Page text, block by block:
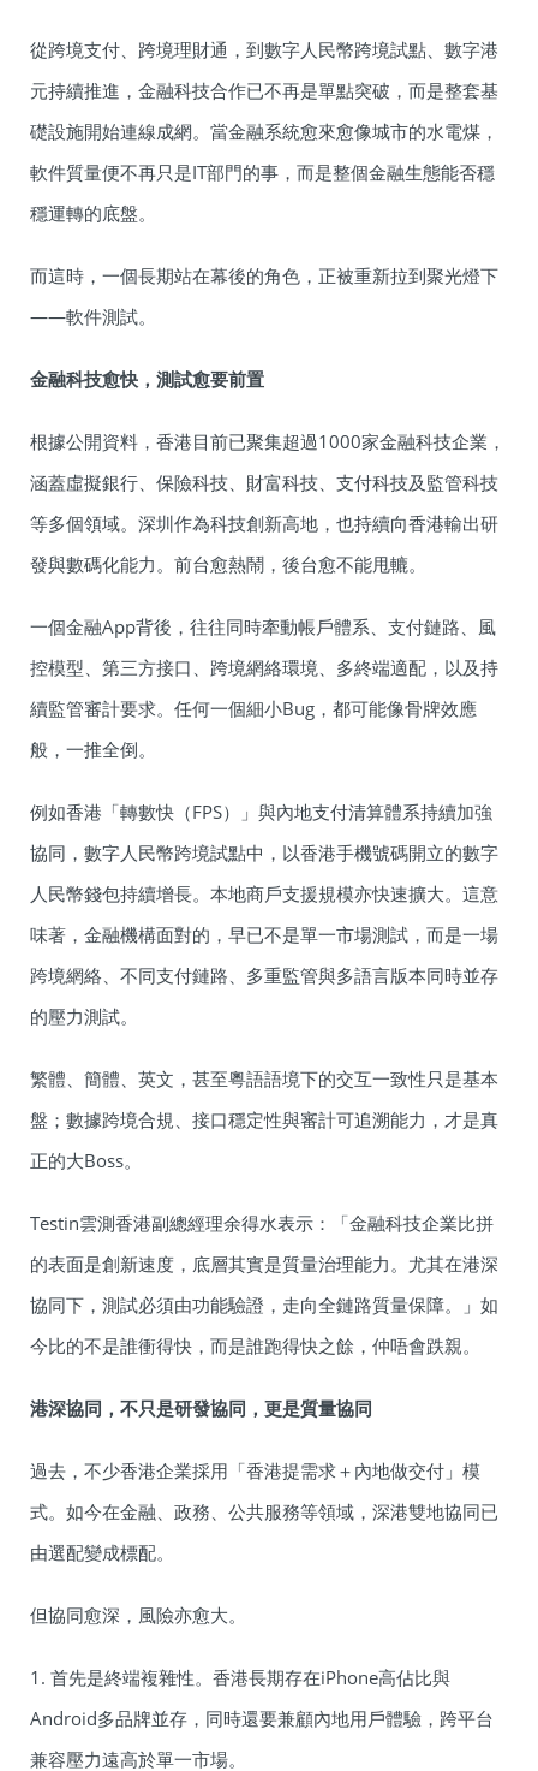
從跨境支付、跨境理財通，到數字人民幣跨境試點、數字港
元持續推進，金融科技合作已不再是單點突破，而是整套基
礎設施開始連線成網。當金融系統愈來愈像城市的水電煤，
軟件質量便不再只是IT部門的事，而是整個金融生態能否穩
穩運轉的底盤。
而這時，一個長期站在幕後的角色，正被重新拉到聚光燈下
——軟件測試。
金融科技愈快，測試愈要前置
根據公開資料，香港目前已聚集超過1000家金融科技企業，
涵蓋虛擬銀行、保險科技、財富科技、支付科技及監管科技
等多個領域。深圳作為科技創新高地，也持續向香港輸出研
發與數碼化能力。前台愈熱鬧，後台愈不能甩轆。
一個金融App背後，往往同時牽動帳戶體系、支付鏈路、風
控模型、第三方接口、跨境網絡環境、多終端適配，以及持
續監管審計要求。任何一個細小Bug，都可能像骨牌效應
般，一推全倒。
例如香港「轉數快（FPS）」與內地支付清算體系持續加強
協同，數字人民幣跨境試點中，以香港手機號碼開立的數字
人民幣錢包持續增長。本地商戶支援規模亦快速擴大。這意
味著，金融機構面對的，早已不是單一市場測試，而是一場
跨境網絡、不同支付鏈路、多重監管與多語言版本同時並存
的壓力測試。
繁體、簡體、英文，甚至粵語語境下的交互一致性只是基本
盤；數據跨境合規、接口穩定性與審計可追溯能力，才是真
正的大Boss。
Testin雲測香港副總經理余得水表示：「金融科技企業比拼
的表面是創新速度，底層其實是質量治理能力。尤其在港深
協同下，測試必須由功能驗證，走向全鏈路質量保障。」如
今比的不是誰衝得快，而是誰跑得快之餘，仲唔會跌親。
港深協同，不只是研發協同，更是質量協同
過去，不少香港企業採用「香港提需求＋內地做交付」模
式。如今在金融、政務、公共服務等領域，深港雙地協同已
由選配變成標配。
但協同愈深，風險亦愈大。
1. 首先是終端複雜性。香港長期存在iPhone高佔比與
Android多品牌並存，同時還要兼顧內地用戶體驗，跨平台
兼容壓力遠高於單一市場。